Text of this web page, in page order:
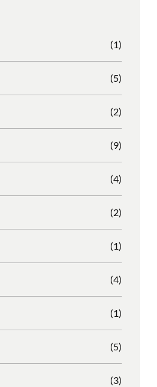
(1)
(5)
(2)
(9)
(4)
(2)
(1)
(4)
(1)
(5)
(3)